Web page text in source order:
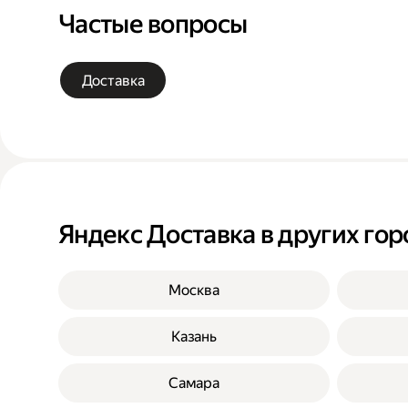
Частые вопросы
Доставка
Яндекс Доставка в других
Москва
Казань
Самара